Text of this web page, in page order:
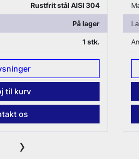
Rustfrit stål AISI 304
På lager
1 stk.
Oplysninger
Tilføj til kurv
Kontakt os
›